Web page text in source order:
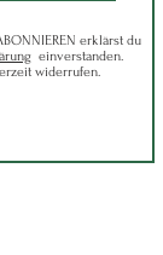
erklärst du
einverstanden.
widerrufen.